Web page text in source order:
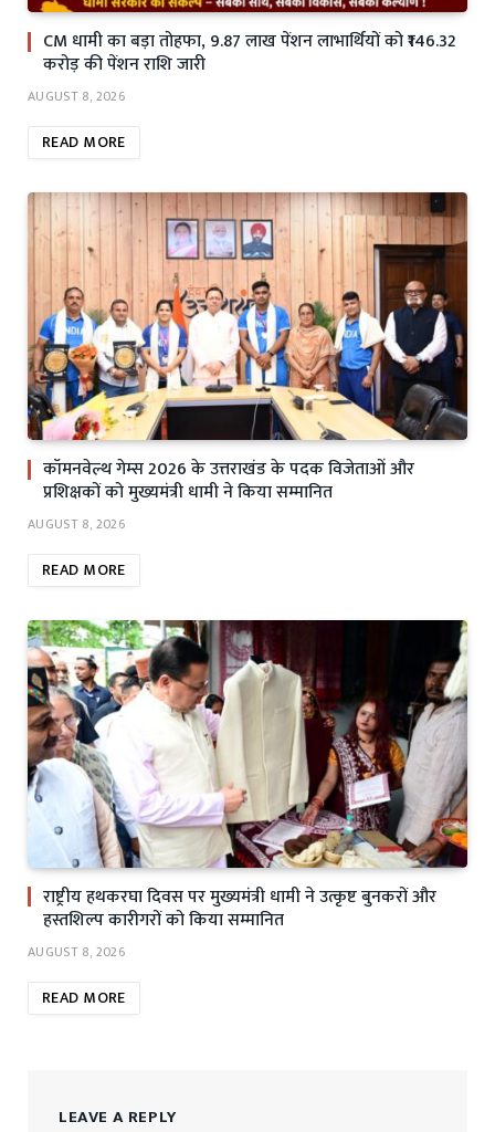
CM धामी का बड़ा तोहफा, 9.87 लाख पेंशन लाभार्थियों को ₹146.32
करोड़ की पेंशन राशि जारी
AUGUST 8, 2026
READ MORE
कॉमनवेल्थ गेम्स 2026 के उत्तराखंड के पदक विजेताओं और
प्रशिक्षकों को मुख्यमंत्री धामी ने किया सम्मानित
AUGUST 8, 2026
READ MORE
राष्ट्रीय हथकरघा दिवस पर मुख्यमंत्री धामी ने उत्कृष्ट बुनकरों और
हस्तशिल्प कारीगरों को किया सम्मानित
AUGUST 8, 2026
READ MORE
LEAVE A REPLY